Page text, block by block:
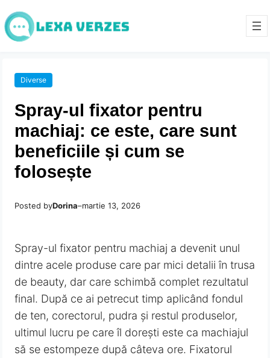
Diverse
Spray-ul fixator pentru
machiaj: ce este, care sunt
beneficiile și cum se
folosește
Posted byDorina–martie 13, 2026
Spray-ul fixator pentru machiaj a devenit unul
dintre acele produse care par mici detalii în trusa
de beauty, dar care schimbă complet rezultatul
final. După ce ai petrecut timp aplicând fondul
de ten, corectorul, pudra și restul produselor,
ultimul lucru pe care îl dorești este ca machiajul
să se estompeze după câteva ore. Fixatorul